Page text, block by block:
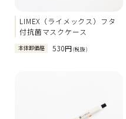
LIMEX（ライメックス）フタ
付抗菌マスクケース
本体卸価格 530円(税抜)